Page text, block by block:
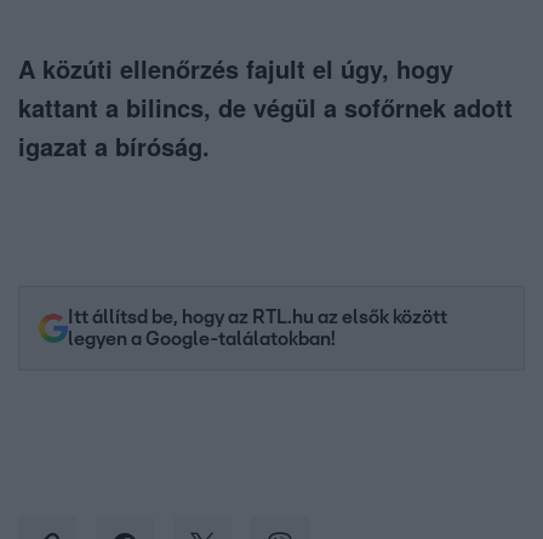
A közúti ellenőrzés fajult el úgy, hogy
kattant a bilincs, de végül a sofőrnek adott
igazat a bíróság.
Itt állítsd be, hogy az RTL.hu az elsők között
legyen a Google-találatokban!